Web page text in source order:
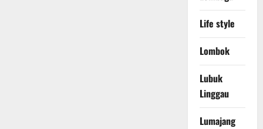
Life style
Lombok
Lubuk
Linggau
Lumajang